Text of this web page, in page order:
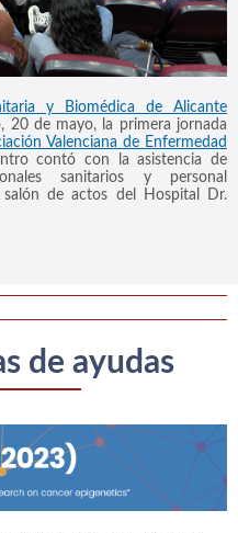
y Biomédica de Alicante
20 de mayo, la primera jornada
Valenciana de Enfermedad
contó con la asistencia de
sanitarios y personal
de actos del Hospital Dr.
de ayudas